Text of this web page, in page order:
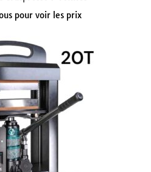
pour voir les prix